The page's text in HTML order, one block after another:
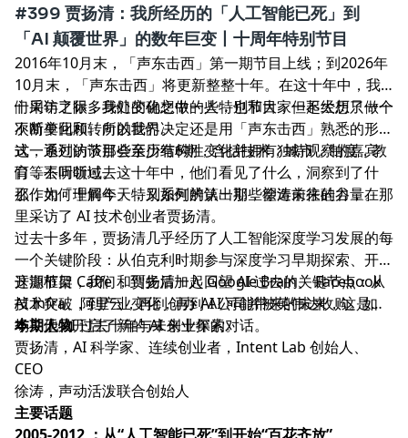
#399 贾扬清：我所经历的「人工智能已死」到
「AI 颠覆世界」的数年巨变丨十周年特别节目
2016年10月末，「声东击西」第一期节目上线；到2026年
10月末，「声东击西」将更新整整十年。在这十年中，我
们采访了很多身处变化之中的人，也和大家一起经历了一个
不断变化和转向的世界。
十周年之际，我们的确想做一些特别节目，但不太想只做一
次简单回顾。所以我们决定还是用「声东击西」熟悉的形
式，通过访谈那些亲历结构性变化并拥有独特观察的嘉宾
们，去听听过去这十年中，他们看见了什么，洞察到了什
么，如何理解今天，又如何辨认出那些塑造未来的力量。
这一系列的节目会至少有6期，含括技术，城市，制度，教
育等不同领域。
那作为「十周年」特别系列的第一期，徐涛前往硅谷，在那
里采访了 AI 技术创业者贾扬清。
过去十多年，贾扬清几乎经历了人工智能深度学习发展的每
一个关键阶段：从伯克利时期参与深度学习早期探索、开发
开源框架 Caffe ，到先后加入 Google Brain、 Facebook
AI Infra、阿里云，再到创办 AI 公司并被英伟达收购。如
今，他又开启了新的 AI 创业探索。
这期节目，我们和贾扬清一起回望 AI 过去的关键节点：从
技术突破，到产业变化，再到 AI 可能带来的未来，这是一
场关于 AI 过去十年与未来十年的对话。
本期人物
贾扬清，AI 科学家、连续创业者，Intent Lab 创始人、
CEO
徐涛，声动活泼联合创始人
主要话题